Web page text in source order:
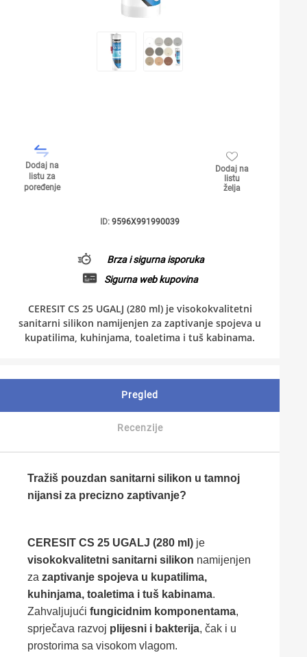
Dodaj na
listu za
poređenje
Dodaj na
listu
želja
ID: 9596X991990039
Brza i sigurna isporuka
Sigurna web kupovina
CERESIT CS 25 UGALJ (280 ml) je visokokvalitetni
sanitarni silikon namijenjen za zaptivanje spojeva u
kupatilima, kuhinjama, toaletima i tuš kabinama.
Pregled
Recenzije
Tražiš pouzdan sanitarni silikon u tamnoj
nijansi za precizno zaptivanje?
CERESIT CS 25 UGALJ (280 ml) je
visokokvalitetni sanitarni silikon namijenjen
za zaptivanje spojeva u kupatilima,
kuhinjama, toaletima i tuš kabinama.
Zahvaljujući fungicidnim komponentama,
sprječava razvoj plijesni i bakterija, čak i u
prostorima sa visokom vlagom.